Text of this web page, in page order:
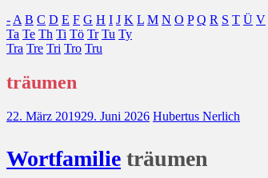
- A B C D E F G H I J K L M N O P Q R S T Ü V
Ta Te Th Ti Tö Tr Tu Ty
Tra Tre Tri Tro Tru
träumen
22. März 201929. Juni 2026 Hubertus Nerlich
Wortfamilie träumen